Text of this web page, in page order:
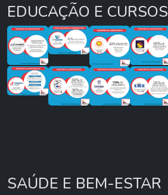
EDUCAÇÃO E CURSOS
SAÚDE E BEM-ESTAR